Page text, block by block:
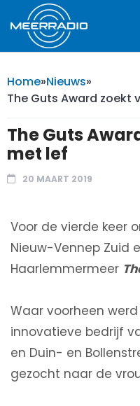
Home»Nieuws»
The Guts Award zoekt
The Guts
met lef
20 MAART 2019
Voor de vierde keer
Nieuw-Vennep Zuid
Haarlemmermeer
Waar voorheen
innovatieve bedrijf
en Duin- en
gezocht naar de